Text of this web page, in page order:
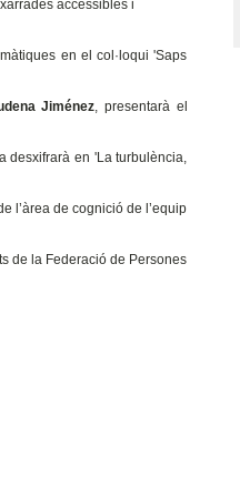
accessibles i
en el col·loqui 'Saps
Jiménez , presentarà el
desxifrarà en 'La turbulència,
l’àrea de cognició de l’equip
de la Federació de Persones